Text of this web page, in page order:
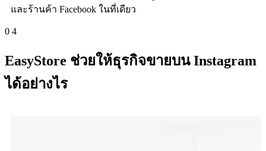
และร้านค้า Facebook ในที่เดียว
0 4
EasyStore ช่วยให้ธุรกิจขายบน Instagram
ได้อย่างไร